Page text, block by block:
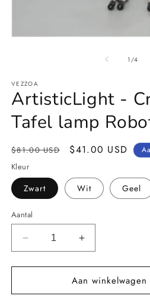
1 /van
4
VEZZOA
ArtisticLight -
Tafel lamp
Normale
prijs
$81.00 USD Aanbiedingsprijs
$41.00 USD
Kleur
Zwart Wit Geel
Aantal
Aantal
verlagen
voor
ArtisticLight
-
Aantal
verhogen
voor
ArtisticLight
-
Aan